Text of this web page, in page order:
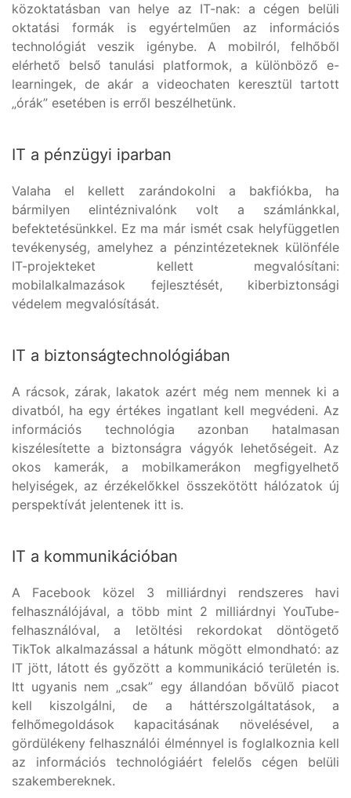
közoktatásban van helye az IT-nak: a cégen belüli
oktatási formák is egyértelműen az információs
technológiát veszik igénybe. A mobilról, felhőből
elérhető belső tanulási platformok, a különböző e-
learningek, de akár a videochaten keresztül tartott
„órák” esetében is erről beszélhetünk.
IT a pénzügyi iparban
Valaha el kellett zarándokolni a bakfiókba, ha
bármilyen elintéznivalónk volt a számlánkkal,
befektetésünkkel. Ez ma már ismét csak helyfüggetlen
tevékenység, amelyhez a pénzintézeteknek különféle
IT-projekteket kellett megvalósítani:
mobilalkalmazások fejlesztését, kiberbiztonsági
védelem megvalósítását.
IT a biztonságtechnológiában
A rácsok, zárak, lakatok azért még nem mennek ki a
divatból, ha egy értékes ingatlant kell megvédeni. Az
információs technológia azonban hatalmasan
kiszélesítette a biztonságra vágyók lehetőségeit. Az
okos kamerák, a mobilkamerákon megfigyelhető
helyiségek, az érzékelőkkel összekötött hálózatok új
perspektívát jelentenek itt is.
IT a kommunikációban
A Facebook közel 3 milliárdnyi rendszeres havi
felhasználójával, a több mint 2 milliárdnyi YouTube-
felhasználóval, a letöltési rekordokat döntögető
TikTok alkalmazással a hátunk mögött elmondható: az
IT jött, látott és győzött a kommunikáció területén is.
Itt ugyanis nem „csak” egy állandóan bővülő piacot
kell kiszolgálni, de a háttérszolgáltatások, a
felhőmegoldások kapacitásának növelésével, a
gördülékeny felhasználói élménnyel is foglalkoznia kell
az információs technológiáért felelős cégen belüli
szakembereknek.